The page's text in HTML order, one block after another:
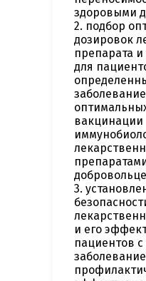
здоровыми
2. подбор
дозировок
препарата и
для
вакцинации
3.
и его
пациентов